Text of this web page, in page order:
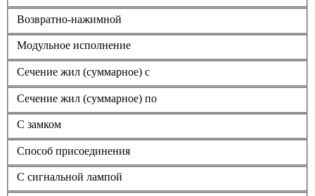
Возвратно-нажимной
Модульное исполнение
Сечение жил (суммарное) с
Сечение жил (суммарное) по
С замком
Способ присоединения
С сигнальной лампой